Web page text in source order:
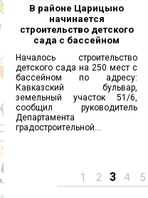
В районе Царицыно
начинается
строительство детского
сада с бассейном
Началось строительство
детского сада на 250 мест с
бассейном по адресу:
Кавказский бульвар,
земельный участок 51/6,
сообщил руководитель
Департамента
градостроительной...
1 2 3 4 5